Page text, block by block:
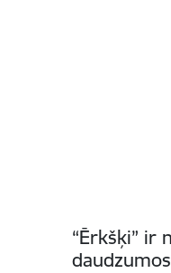
“Ērkšķi” ir